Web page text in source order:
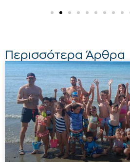
Περισσότερα Άρθρα